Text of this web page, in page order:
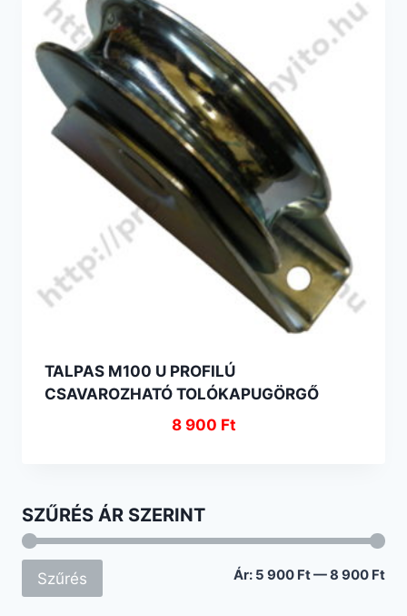
TALPAS M100 U PROFILÚ
CSAVAROZHATÓ TOLÓKAPUGÖRGŐ
8 900 Ft
SZŰRÉS ÁR SZERINT
Szűrés Ár: 5 900 Ft—8 900 Ft